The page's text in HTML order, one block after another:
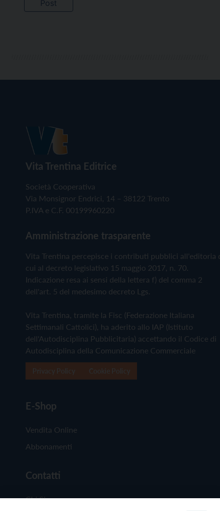
Vita Trentina Editrice
Società Cooperativa
Via Monsignor Endrici, 14 – 38122 Trento
P.IVA e C.F. 00199960220
Amministrazione trasparente
Vita Trentina percepisce i contributi pubblici all'editoria
cui al decreto legislativo 15 maggio 2017, n. 70.
Indicazione resa ai sensi della lettera f) del comma 2
dell'art. 5 del medesimo decreto Lgs.
Vita Trentina, tramite la Fisc (Federazione Italiana
Settimanali Cattolici), ha aderito allo IAP (Istituto
dell'Autodisciplina Pubblicitaria) accettando il Codice di
Autodisciplina della Comunicazione Commerciale
E-Shop
Vendita Online
Abbonamenti
Contatti
Chi Siamo